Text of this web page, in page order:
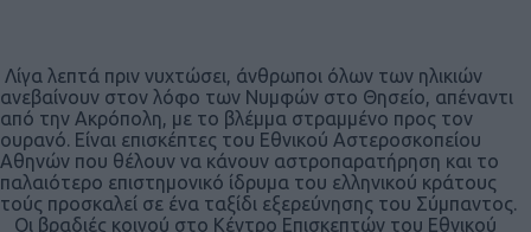
Λίγα λεπτά πριν νυχτώσει, άνθρωποι όλων των ηλικιών
ανεβαίνουν στον λόφο των Νυμφών στο Θησείο, απέναντι
από την Ακρόπολη, με το βλέμμα στραμμένο προς τον
ουρανό. Είναι επισκέπτες του Εθνικού Αστεροσκοπείου
Αθηνών που θέλουν να κάνουν αστροπαρατήρηση και το
παλαιότερο επιστημονικό ίδρυμα του ελληνικού κράτους
τούς προσκαλεί σε ένα ταξίδι εξερεύνησης του Σύμπαντος.
Οι βραδιές κοινού στο Κέντρο Επισκεπτών του Εθνικού